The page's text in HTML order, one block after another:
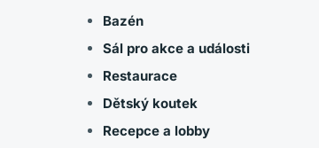
Bazén
Sál pro akce a události
Restaurace
Dětský koutek
Recepce a lobby